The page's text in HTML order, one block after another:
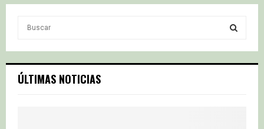
c
h
S
ÚLTIMAS NOTICIAS